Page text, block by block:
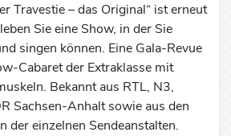
Travestie – das Original“ ist erneut
Sie eine Show, in der Sie
singen können. Eine Gala-Revue
Cabaret der Extraklasse mit
Bekannt aus RTL, N3,
Sachsen-Anhalt sowie aus den
der einzelnen Sendeanstalten.